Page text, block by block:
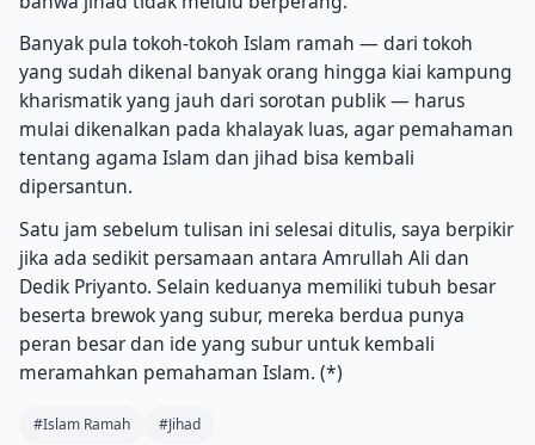
Banyak pula tokoh-tokoh Islam ramah — dari tokoh
yang sudah dikenal banyak orang hingga kiai kampung
kharismatik yang jauh dari sorotan publik — harus
mulai dikenalkan pada khalayak luas, agar pemahaman
tentang agama Islam dan jihad bisa kembali
dipersantun.
Satu jam sebelum tulisan ini selesai ditulis, saya berpikir
jika ada sedikit persamaan antara Amrullah Ali dan
Dedik Priyanto. Selain keduanya memiliki tubuh besar
beserta brewok yang subur, mereka berdua punya
peran besar dan ide yang subur untuk kembali
meramahkan pemahaman Islam. (*)
#Islam Ramah #Jihad